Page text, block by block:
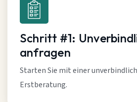
Schritt #1:
anfragen
Starten Sie mit einer
Erstberatung.